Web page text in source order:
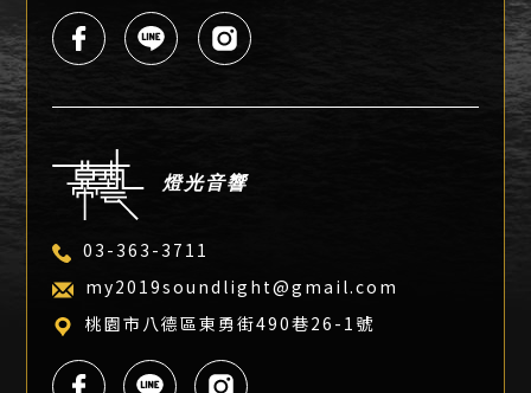
燈光音響
03-363-3711
my2019soundlight@gmail.com
桃園市八德區東勇街490巷26-1號